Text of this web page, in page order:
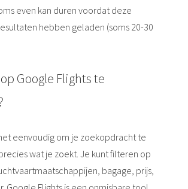
even kan duren voordat deze
hebben geladen (soms 20-30
Google Flights te
eenvoudig om je zoekopdracht te
wat je zoekt. Je kunt filteren op
bagage, prijs,